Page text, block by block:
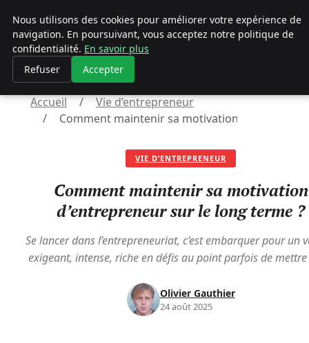
Geekgumbo
Accueil
Vie d’entrepreneur
Comment maintenir sa motivation
VIE D’ENTREPRENEUR
Comment maintenir sa motivation
d’entrepreneur sur le long terme ?
Se lancer dans l’entrepreneuriat, c’est embarquer pour un
exigeant, intense, riche en défis au point parfois de
Olivier Gauthier
24 août 2025
Nous utilisons des cookies pour améliorer votre expérience de
navigation. En poursuivant, vous acceptez notre politique de
confidentialité. En savoir plus
Refuser
Accepter